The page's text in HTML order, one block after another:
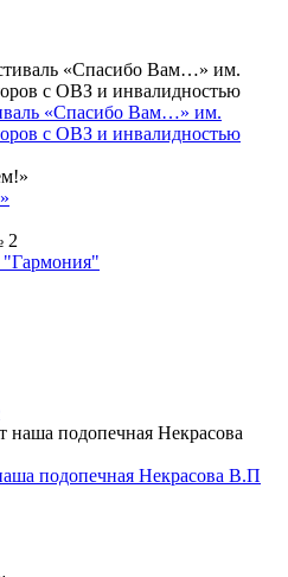
«Спасибо Вам…» им.
с ОВЗ и инвалидностью
"Гармония"
подопечная Некрасова В.П